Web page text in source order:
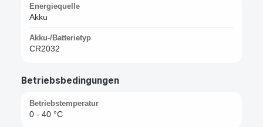
Energiequelle
Akku
Akku-/Batterietyp
CR2032
Betriebsbedingungen
Betriebstemperatur
0 - 40 °C